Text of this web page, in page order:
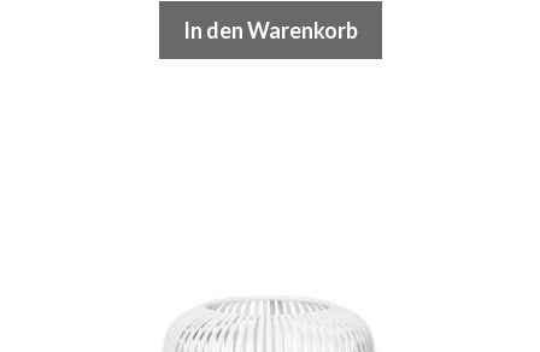
In den Warenkorb